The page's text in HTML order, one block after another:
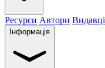
Ресурси Автори Видавці
Інформація